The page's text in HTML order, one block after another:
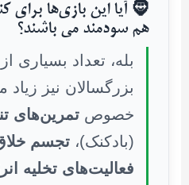
🧔 آیا این بازی‌ها برای
هم سودمند می باشند؟
بله، تعداد بسیاری
بزرگسالان نیز
خصوص تمرین‌های
(بادکنک)، تجسم
فعالیت‌های تخلیه